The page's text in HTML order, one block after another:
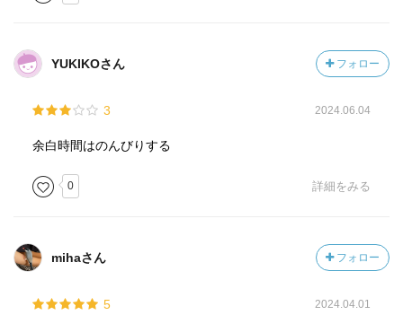
YUKIKOさん フォロー
3 2024.06.04
余白時間はのんびりする
0 詳細をみる
mihaさん フォロー
5 2024.04.01